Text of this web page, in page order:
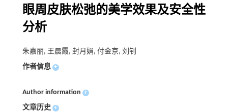
眼周皮肤松弛的美学效果及安全性
分析
朱嘉丽, 王晨霞, 封月娟, 付金京, 刘钊
作者信息 +
Author information +
文章历史 +